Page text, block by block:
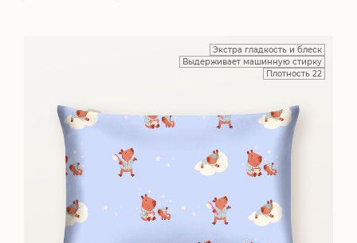
Экстра гладкость и блеск
Выдерживает машинную стирку
Плотность 22